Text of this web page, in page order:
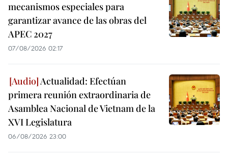
mecanismos especiales para
garantizar avance de las obras del
APEC 2027
07/08/2026 02:17
Actualidad: Efectúan
primera reunión extraordinaria de
Asamblea Nacional de Vietnam de la
XVI Legislatura
06/08/2026 23:00